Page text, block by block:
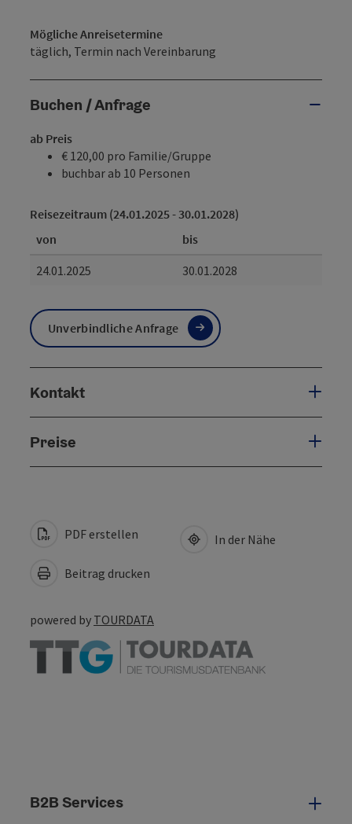
Mögliche Anreisetermine
täglich, Termin nach Vereinbarung
Buchen / Anfrage
ab Preis
€ 120,00 pro Familie/Gruppe
buchbar ab 10 Personen
Reisezeitraum (24.01.2025 - 30.01.2028)
von
bis
24.01.2025
30.01.2028
Unverbindliche Anfrage
Kontakt
Preise
PDF erstellen
Beitrag drucken
In der Nähe
powered by TOURDATA
B2B Services